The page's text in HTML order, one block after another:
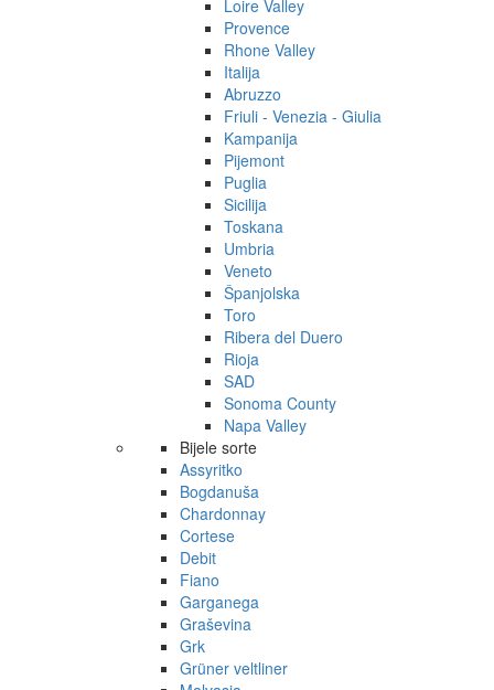
Loire Valley
Provence
Rhone Valley
Italija
Abruzzo
Friuli - Venezia - Giulia
Kampanija
Pijemont
Puglia
Sicilija
Toskana
Umbria
Veneto
Španjolska
Toro
Ribera del Duero
Rioja
SAD
Sonoma County
Napa Valley
Bijele sorte
Assyritko
Bogdanuša
Chardonnay
Cortese
Debit
Fiano
Garganega
Graševina
Grk
Grüner veltliner